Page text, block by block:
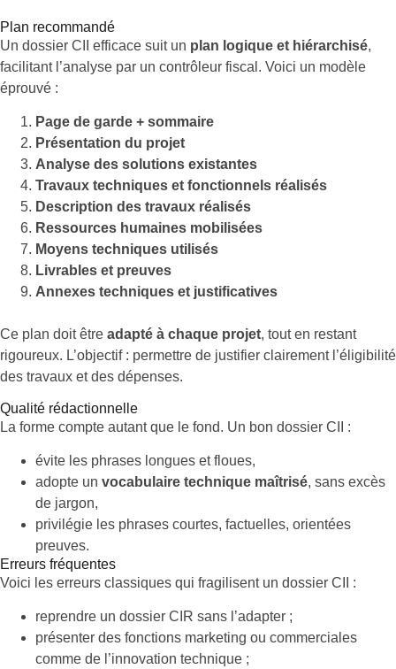
Plan recommandé
Un dossier CII efficace suit un plan logique et hiérarchisé,
facilitant l’analyse par un contrôleur fiscal. Voici un modèle
éprouvé :
Page de garde + sommaire
Présentation du projet
Analyse des solutions existantes
Travaux techniques et fonctionnels réalisés
Description des travaux réalisés
Ressources humaines mobilisées
Moyens techniques utilisés
Livrables et preuves
Annexes techniques et justificatives
Ce plan doit être adapté à chaque projet, tout en restant
rigoureux. L’objectif : permettre de justifier clairement l’éligibilité
des travaux et des dépenses.
Qualité rédactionnelle
La forme compte autant que le fond. Un bon dossier CII :
évite les phrases longues et floues,
adopte un vocabulaire technique maîtrisé, sans excès
de jargon,
privilégie les phrases courtes, factuelles, orientées
preuves.
Erreurs fréquentes
Voici les erreurs classiques qui fragilisent un dossier CII :
reprendre un dossier CIR sans l’adapter ;
présenter des fonctions marketing ou commerciales
comme de l’innovation technique ;